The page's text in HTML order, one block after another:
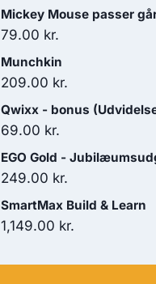
Mickey Mouse passer
79.00 kr.
Munchkin
209.00 kr.
Qwixx - bonus
69.00 kr.
EGO Gold -
249.00 kr.
SmartMax Build & Learn
1,149.00 kr.